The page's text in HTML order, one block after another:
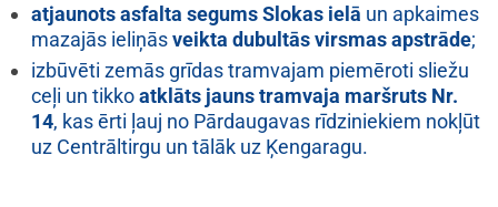
atjaunots asfalta segums Slokas ielā un apkaimes
mazajās ieliņāsveikta dubultās virsmas apstrāde;
izbūvēti zemās grīdas tramvajam piemēroti sliežu
ceļi un tikkoatklāts jauns tramvaja maršruts Nr.
14, kas ērti ļauj no Pārdaugavas rīdziniekiem nokļūt
uz Centrāltirgu un tālāk uz Ķengaragu.